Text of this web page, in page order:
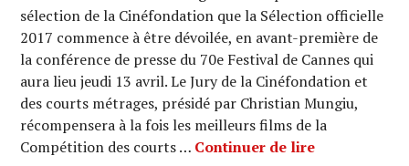
sélection de la Cinéfondation que la Sélection officielle
2017 commence à être dévoilée, en avant-première de
la conférence de presse du 70e Festival de Cannes qui
aura lieu jeudi 13 avril. Le Jury de la Cinéfondation et
des courts métrages, présidé par Christian Mungiu,
récompensera à la fois les meilleurs films de la
Compétition des courts … Continuer de lireCANNES